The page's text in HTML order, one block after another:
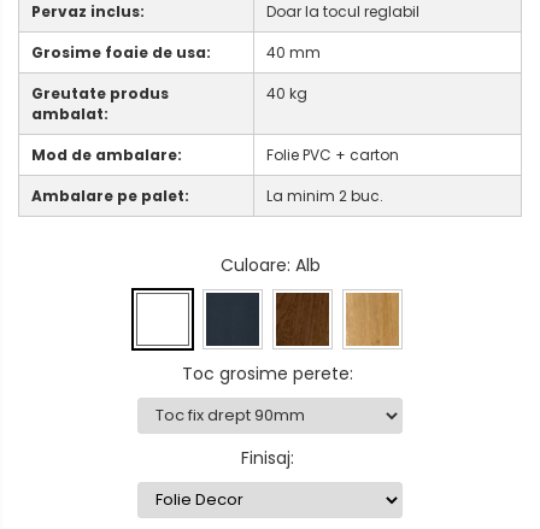
Pervaz inclus:
Doar la tocul reglabil
Grosime foaie de usa:
40 mm
Greutate produs
ambalat:
40 kg
Mod de ambalare:
Folie PVC + carton
Ambalare pe palet:
La minim 2 buc.
Culoare: Alb
Toc grosime perete:
Finisaj: